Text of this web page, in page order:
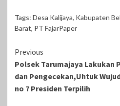
Tags: Desa Kalijaya, Kabupaten
Barat, PT FajarPaper
Continue
Reading
Previous
Polsek Tarumajaya Lakukan
dan Pengecekan,Uhtuk
no 7 Presiden Terpilih